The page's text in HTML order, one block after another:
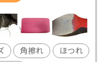
角擦れ
ほつれ